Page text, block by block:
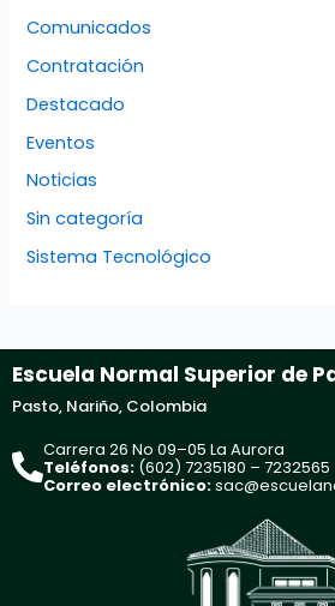
Comunicados
Contratación
Destacado
Eventos
Noticias
Sin categoría
Sistema Tecnológico
Escuela Normal Superior de
Pasto, Nariño, Colombia
Carrera 26 No 09–05 La Aurora
Teléfonos: (602) 7235180 – 7232565
Correo electrónico: